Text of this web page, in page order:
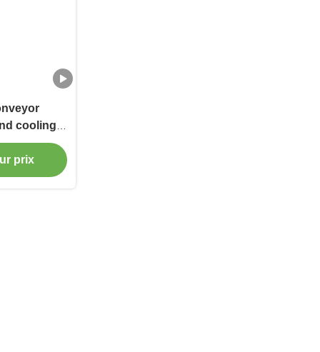
cooling
can
Screw,
prix